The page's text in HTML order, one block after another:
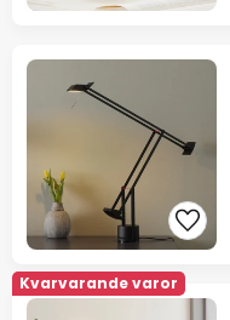
Kvarvarande varor